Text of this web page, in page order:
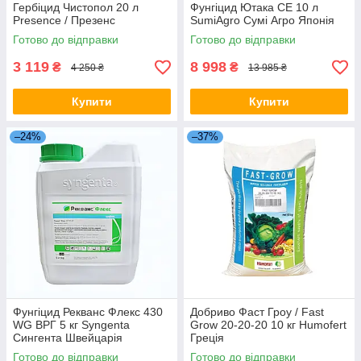
Гербіцид Чистопол 20 л
Presence / Презенс
Готово до відправки
3 119 ₴ 4 250 ₴
Купити
Фунгіцид Ютака СЕ 10 л
SumiAgro Сумі Агро Японія
Готово до відправки
8 998 ₴ 13 985 ₴
Купити
–24%
Фунгіцид Рекванс Флекс 430
WG ВРГ 5 кг Syngenta
Сингента Швейцарія
Готово до відправки
–37%
Добриво Фаст Гроу / Fast
Grow 20-20-20 10 кг Humofert
Греція
Готово до відправки